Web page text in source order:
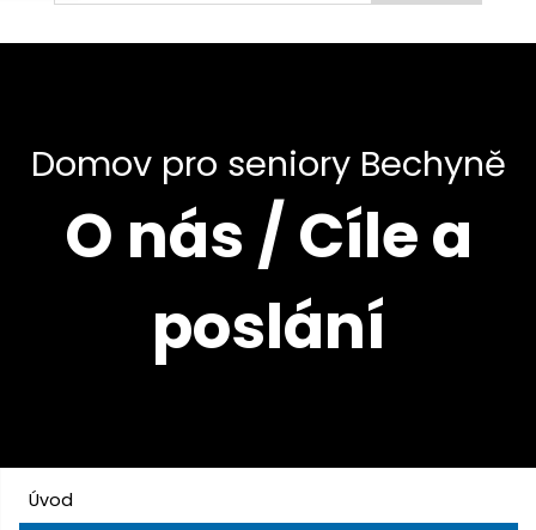
Domov pro seniory Bechyně
O nás / Cíle a
poslání
Úvod